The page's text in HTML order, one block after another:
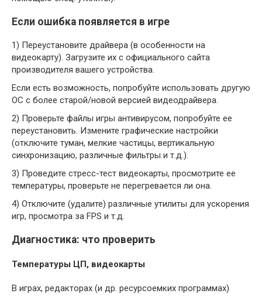
Если ошибка появляется в игре
1) Переустановите драйвера (в особенности на
видеокарту). Загрузите их с официального сайта
производителя вашего устройства.
Если есть возможность, попробуйте использовать другую
ОС с более старой/новой версией видеодрайвера.
2) Проверьте файлы игры антивирусом, попробуйте ее
переустановить. Измените графические настройки
(отключите туман, мелкие частицы, вертикальную
синхронизацию, различные фильтры и т.д.).
3) Проведите стресс-тест видеокарты, просмотрите ее
температуры, проверьте не перегревается ли она.
4) Отключите (удалите) различные утилиты для ускорения
игр, просмотра за FPS и т.д.
Диагностика: что проверить
Температуры ЦП, видеокарты
В играх, редакторах (и др. ресурсоемких программах)